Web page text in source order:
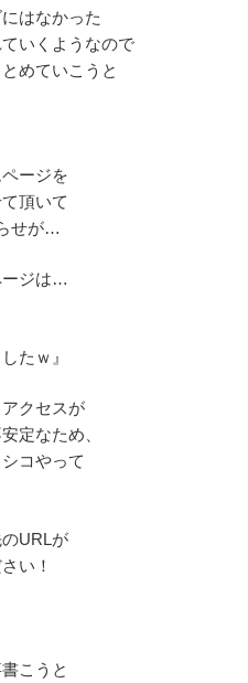
はなかった
いくようなので
めていこうと
ージを
頂いて
せが…
ージは…
たｗ』
クセスが
定なため、
コやって
URLが
い！
こうと